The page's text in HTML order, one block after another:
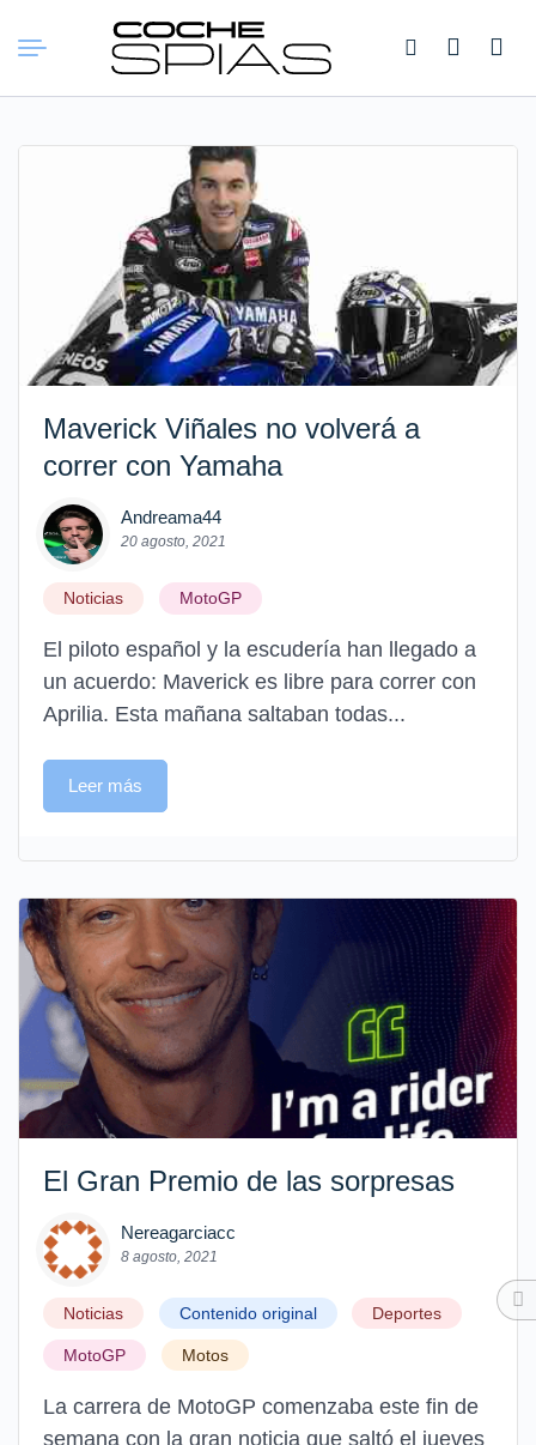
Buscar:
Maverick Viñales no volverá a
correr con Yamaha
Andreama44
20 agosto, 2021
Noticias MotoGP
El piloto español y la escudería han llegado a
un acuerdo: Maverick es libre para correr con
Aprilia. Esta mañana saltaban todas...
Leer más
El Gran Premio de las sorpresas
Nereagarciacc
8 agosto, 2021
Noticias Contenido original Deportes
MotoGP Motos
La carrera de MotoGP comenzaba este fin de
semana con la gran noticia que saltó el jueves